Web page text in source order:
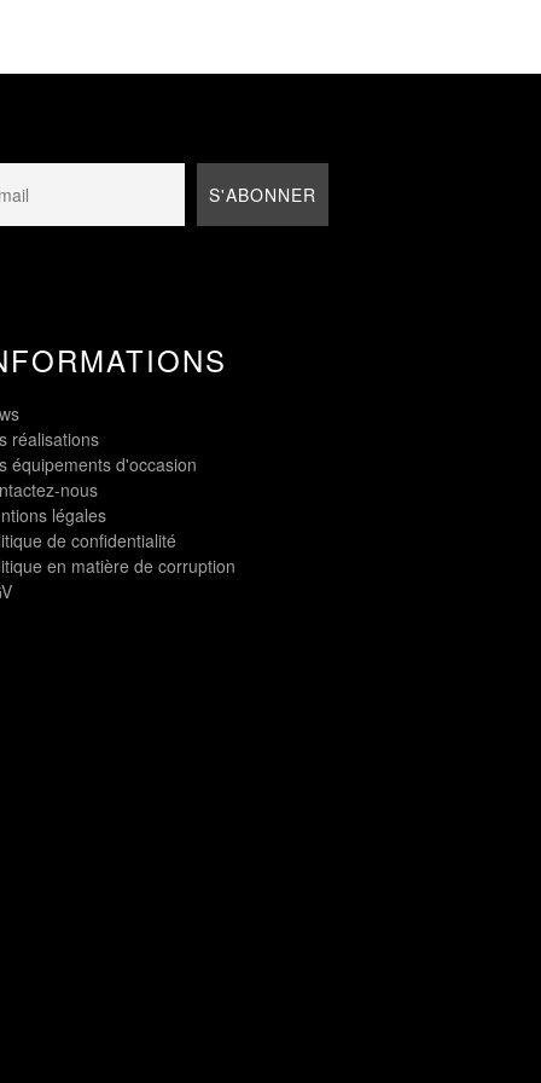
réalisations
équipements d'occasion
nous
légales
de confidentialité
en matière de corruption